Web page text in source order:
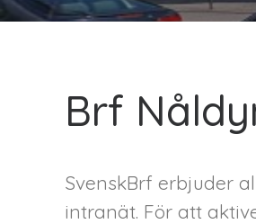
Brf
SvenskBrf erbjuder
intranät. För att